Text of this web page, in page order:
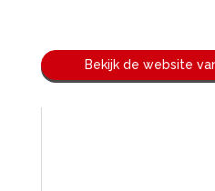
Bekijk de website